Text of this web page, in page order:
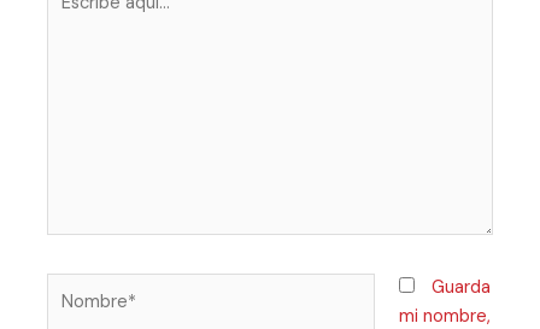
Guarda
mi nombre,